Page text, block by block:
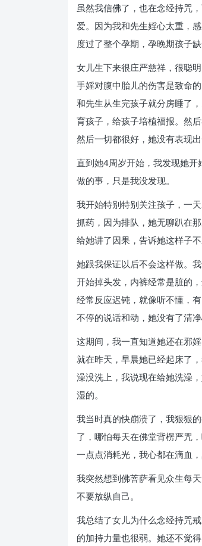
虽然我信佛了，也在念经持咒
爱。因为我和先生婬心太重，
度过了整个孕期，孕晚期孩子缺
女儿生下来很庄严慈祥，很聪
手婬对腹中胎儿的伤害是致命
和先生从生完孩子就分房睡了
育孩子，给孩子培植福报。然
然后一切都很好，她没有表现
直到她4周岁开始，我发现她
做的事，只是我没发现。
我开始特别特别关注孩子，一
抓药，因为排队，她无聊趴在
给她讲了因果，告诉她这样子
她跟我保证以后不会这样做。
开始掉头发，内裤经常是脏的
经常反应迟钝，就像听不懂，
不停的说话和动，她没有了清
这期间，我一直知道她还在邪
就在昨天，早晨她已经起床了
澡没洗上，我说现在给她洗澡
湿的。
我当时真的快崩溃了，我狠狠
了，哪怕每天在佛堂背楞严咒
一点点消耗光，我心都在滴血
我突然想到佛菩萨看见众生每
不要放纵自己。
我总结了女儿为什么念经持咒
的加持力量也很弱。她还不觉